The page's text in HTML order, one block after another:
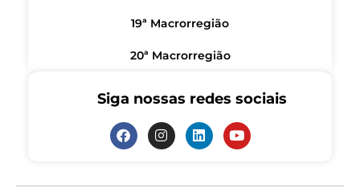
19ª Macrorregião
20ª Macrorregião
Siga nossas redes sociais